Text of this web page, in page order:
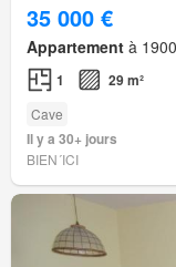
35 000 €
Appartement à
1 29 m²
Cave
Il y a 30+ jours
BIEN´ICI